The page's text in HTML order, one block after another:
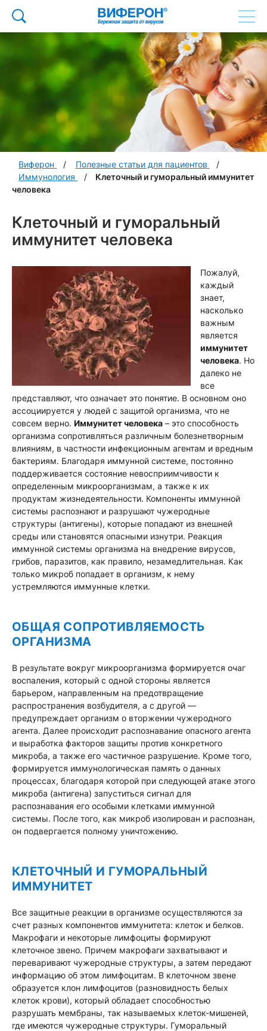
Виферон
Полезные статьи для пациентов
Иммунология
Клеточный и гуморальный иммунитет
человека
Клеточный и гуморальный
иммунитет человека
Пожалуй,
каждый
знает,
насколько
важным
является
иммунитет
человека. Но
далеко не
все
представляют, что означает это понятие. В основном оно
ассоциируется у людей с защитой организма, что не
совсем верно. Иммунитет человека – это способность
организма сопротивляться различным болезнетворным
влияниям, в частности инфекционным агентам и вредным
бактериям. Благодаря иммунной системе, постоянно
поддерживается состояние невосприимчивости к
определенным микроорганизмам, а также к их
продуктам жизнедеятельности. Компоненты иммунной
системы распознают и разрушают чужеродные
структуры (антигены), которые попадают из внешней
среды или становятся опасными изнутри. Реакция
иммунной системы организма на внедрение вирусов,
грибов, паразитов, как правило, незамедлительная. Как
только микроб попадает в организм, к нему
устремляются иммунные клетки.
ОБЩАЯ СОПРОТИВЛЯЕМОСТЬ
ОРГАНИЗМА
В результате вокруг микроорганизма формируется очаг
воспаления, который с одной стороны является
барьером, направленным на предотвращение
распространения возбудителя, а с другой —
предупреждает организм о вторжении чужеродного
агента. Далее происходит распознавание опасного агента
и выработка факторов защиты против конкретного
микроба, а также его частичное разрушение. Кроме того,
формируется иммунологическая память о данных
процессах, благодаря которой при следующей атаке этого
микроба (антигена) запуститься сигнал для
распознавания его особыми клетками иммунной
системы. После того, как микроб изолирован и распознан,
он подвергается полному уничтожению.
КЛЕТОЧНЫЙ И ГУМОРАЛЬНЫЙ
ИММУНИТЕТ
Все защитные реакции в организме осуществляются за
счет разных компонентов иммунитета: клеток и белков.
Макрофаги и некоторые лимфоциты формируют
клеточное звено. Причем макрофаги захватывают и
переваривают чужеродные структуры, а затем передают
информацию об этом лимфоцитам. В клеточном звене
образуется клон лимфоцитов (разновидность белых
клеток крови), который обладает способностью
разрушать мембраны, так называемых клеток-мишеней,
где имеются чужеродные структуры. Гуморальный